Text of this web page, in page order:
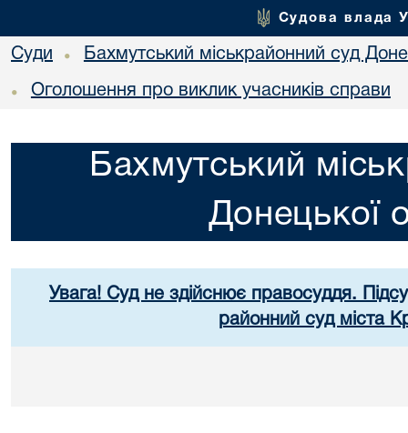
Судова влада
Суди • Бахмутський міськрайонний суд
• Оголошення про виклик учасників справи
Бахмутський
Донецької
Увага! Суд не здійснює правосуддя.
районний суд міста